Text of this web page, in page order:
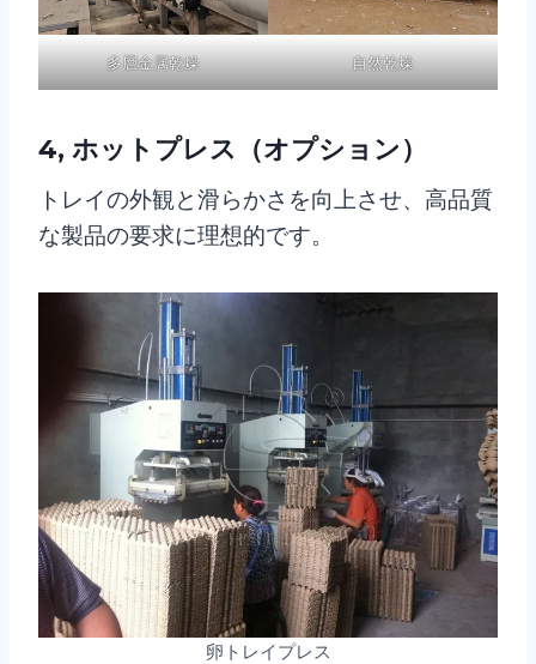
多層金属乾燥 自然乾燥
4, ホットプレス（オプション）
トレイの外観と滑らかさを向上させ、高品質
な製品の要求に理想的です。
卵トレイプレス